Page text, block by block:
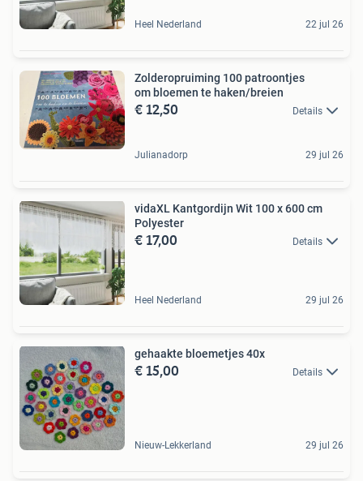
Heel Nederland 22 jul 26
Zolderopruiming 100 patroontjes
om bloemen te haken/breien
€ 12,50 Details
Julianadorp 29 jul 26
vidaXL Kantgordijn Wit 100 x 600 cm
Polyester
€ 17,00 Details
Heel Nederland 29 jul 26
gehaakte bloemetjes 40x
€ 15,00 Details
Nieuw-Lekkerland 29 jul 26